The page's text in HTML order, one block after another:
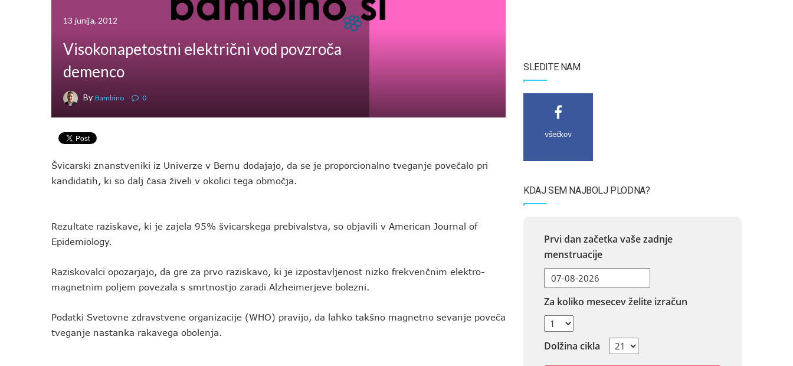
13 junija, 2012
Visokonapetostni električni vod povzroča
demenco
By Bambino 0
Švicarski znanstveniki iz Univerze v Bernu dodajajo, da se je proporcionalno tveganje povečalo pri
kandidatih, ki so dalj časa živeli v okolici tega območja.
Rezultate raziskave, ki je zajela 95% švicarskega prebivalstva, so objavili v American Journal of
Epidemiology.
Raziskovalci opozarjajo, da gre za prvo raziskavo, ki je izpostavljenost nizko frekvenčnim elektro-
magnetnim poljem povezala s smrtnostjo zaradi Alzheimerjeve bolezni.
Podatki Svetovne zdravstvene organizacije (WHO) pravijo, da lahko takšno magnetno sevanje poveča
tveganje nastanka rakavega obolenja.
SLEDITE NAM
všečkov
KDAJ SEM NAJBOLJ PLODNA?
Prvi dan začetka vaše zadnje
menstruacije
Za koliko mesecev želite izračun
Dolžina cikla